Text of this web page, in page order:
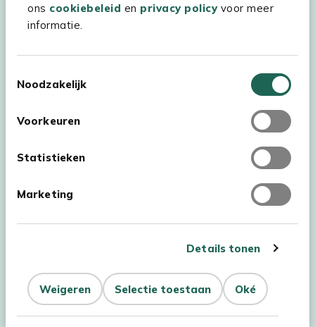
ons cookiebeleid en privacy policyvoor meer
informatie.
Noodzakelijk
Voorkeuren
Statistieken
Marketing
Details tonen
Oké
Selectie toestaan
Weigeren
Sorteer
Kees Smit Tuinmeubelen
Algemene voorwaarden Privacy Statement Disclaimer
Cookiebeleid Toegankelijkheidsverklaring